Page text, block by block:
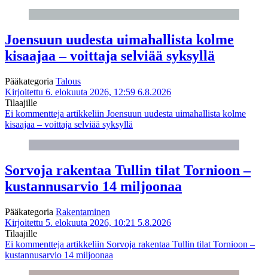
Joensuun uudesta uimahallista kolme
kisaajaa – voittaja selviää syksyllä
Pääkategoria Talous
Kirjoitettu 6. elokuuta 2026, 12:59 6.8.2026
Tilaajille
Ei kommentteja artikkeliin Joensuun uudesta uimahallista kolme
kisaajaa – voittaja selviää syksyllä
Sorvoja rakentaa Tullin tilat Tornioon –
kustannusarvio 14 miljoonaa
Pääkategoria Rakentaminen
Kirjoitettu 5. elokuuta 2026, 10:21 5.8.2026
Tilaajille
Ei kommentteja artikkeliin Sorvoja rakentaa Tullin tilat Tornioon –
kustannusarvio 14 miljoonaa